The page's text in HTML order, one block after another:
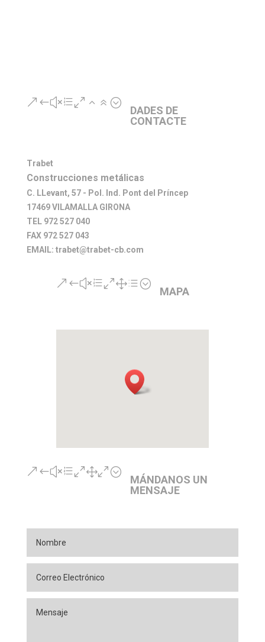
&#xe026;
DADES DE
CONTACTE
Trabet
Construcciones metálicas
C. LLevant, 57 - Pol. Ind. Pont del Príncep
17469 VILAMALLA GIRONA
TEL 972 527 040
FAX 972 527 043
EMAIL: trabet@trabet-cb.com
&#xe01d;
MAPA
&#xe010;
MÁNDANOS UN
MENSAJE